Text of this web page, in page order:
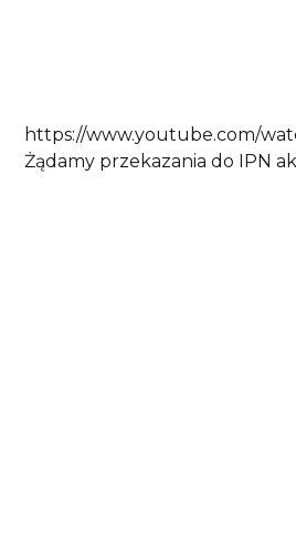
https://www.youtube.com/
Żądamy przekazania do IPN